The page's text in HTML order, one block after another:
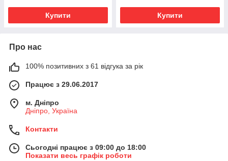
Купити Купити
Про нас
100% позитивних з 61 відгука за рік
Працює з 29.06.2017
м. Дніпро
Дніпро, Україна
Контакти
Сьогодні працює з 09:00 до 18:00
Показати весь графік роботи